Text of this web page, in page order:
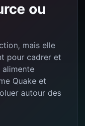
ou
mais elle
pour cadrer et
alimente
Quake et
autour des